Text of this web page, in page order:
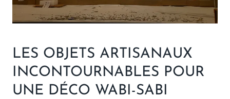
LES OBJETS ARTISANAUX
INCONTOURNABLES POUR
UNE DÉCO WABI-SABI